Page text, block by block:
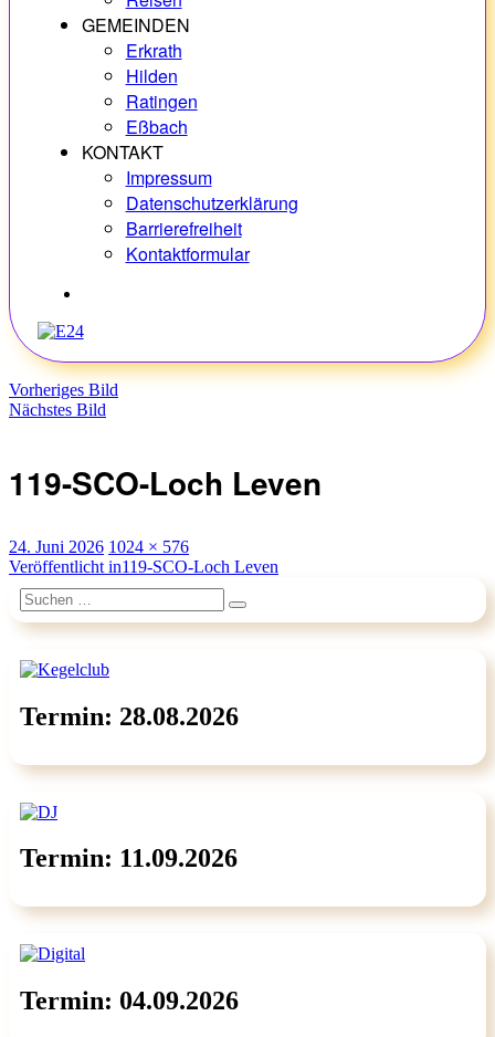
GEMEINDEN
Erkrath
Hilden
Ratingen
Eßbach
KONTAKT
Impressum
Datenschutzerklärung
Barrierefreiheit
Kontaktformular
Vorheriges Bild
Nächstes Bild
119-SCO-Loch Leven
Veröffentlicht
am
24. Juni 2026 Originalgröße
1024 × 576
Beitragsnavigation
Veröffentlicht in119-SCO-Loch Leven
Suchen
nach:
Suchen
Termin: 28.08.2026
Termin: 11.09.2026
Termin: 04.09.2026